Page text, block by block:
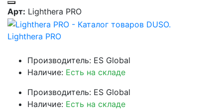
Арт: Lighthera PRO
Lighthera PRO
Производитель: ES Global
Наличие: Есть на складе
Производитель: ES Global
Наличие: Есть на складе